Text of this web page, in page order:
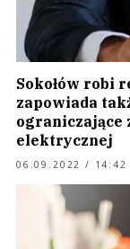
Sokołów robi
zapowiada
ograniczające
elektrycznej
06.09.2022 / 14:42